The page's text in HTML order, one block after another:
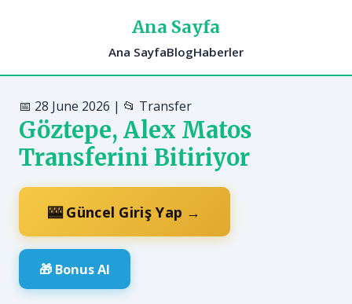
Ana Sayfa
Ana SayfaBlogHaberler
📅 28 June 2026 | 📂 Transfer
Göztepe, Alex Matos
Transferini Bitiriyor
🎰 Güncel Giriş Yap →
🎁 Bonus Al